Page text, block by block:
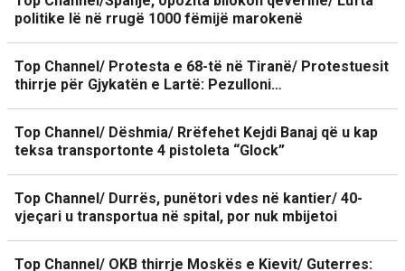
politike lë në rrugë 1000 fëmijë marokenë
Top Channel/ Protesta e 68-të në Tiranë/ Protestuesit
thirrje për Gjykatën e Lartë: Pezulloni…
Top Channel/ Dëshmia/ Rrëfehet Kejdi Banaj që u kap
teksa transportonte 4 pistoleta “Glock”
Top Channel/ Durrës, punëtori vdes në kantier/ 40-
vjeçari u transportua në spital, por nuk mbijetoi
Top Channel/ OKB thirrje Moskës e Kievit/ Guterres: